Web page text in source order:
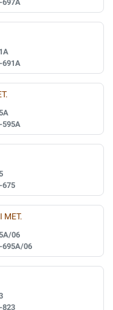
697A
691A
595A
675
MET.
06
695A/06
823